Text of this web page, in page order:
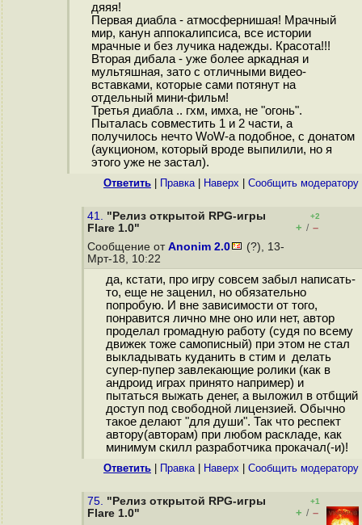
дяяя!
Первая диабла - атмосфернишая! Мрачный
мир, канун аппокалипсиса, все истории
мрачные и без лучика надежды. Красота!!!
Вторая дибала - уже более аркадная и
мультяшная, зато с отличными видео-
вставками, которые сами потянут на
отдельный мини-фильм!
Третья диабла .. гхм, имха, не "огонь".
Пыталась совместить 1 и 2 части, а
получилось нечто WoW-а подобное, с донатом
(аукционом, который вроде выпилили, но я
этого уже не застал).
Ответить Правка| Наверх Cообщить модератору
41. "Релиз открытой RPG-игры
Flare 1.0"
+2
+ / –
Сообщение от Anonim 2.0
(?), 13-
Мрт-18, 10:22
да, кстати, про игру совсем забыл написать-
то, еще не заценил, но обязательно
попробую. И вне зависимости от того,
понравится лично мне оно или нет, автор
проделал громадную работу (судя по всему
движек тоже самописный) при этом не стал
выкладывать куданить в стим и делать
супер-пупер завлекающие ролики (как в
андроид играх принято например) и
пытаться выжать денег, а выложил в отбщий
доступ под свободной лицензией. Обычно
такое делают "для души". Так что респект
автору(авторам) при любом раскладе, как
минимум скилл разработчика прокачал(-и)!
Ответить Правка| Наверх Cообщить модератору
75. "Релиз открытой RPG-игры
Flare 1.0"
+1
+ / –